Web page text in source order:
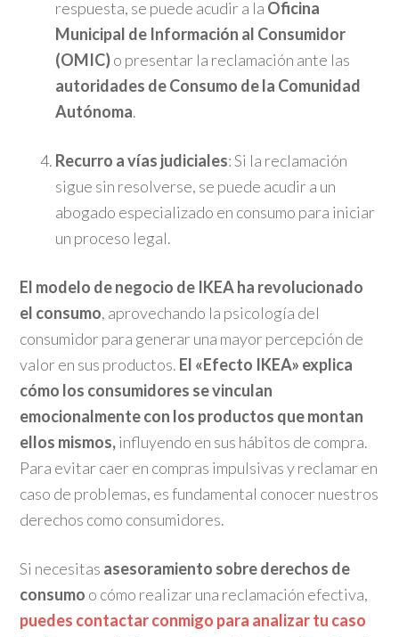
respuesta, se puede acudir a la Oficina
Municipal de Información al Consumidor
(OMIC)o presentar la reclamación ante las
autoridades de Consumo de la Comunidad
Autónoma.
Recurro a vías judiciales: Si la reclamación
sigue sin resolverse, se puede acudir a un
abogado especializado en consumo para iniciar
un proceso legal.
El modelo de negocio de IKEA ha revolucionado
el consumo, aprovechando la psicología del
consumidor para generar una mayor percepción de
valor en sus productos. El «Efecto IKEA» explica
cómo los consumidores se vinculan
emocionalmente con los productos que montan
ellos mismos,influyendo en sus hábitos de compra.
Para evitar caer en compras impulsivas y reclamar en
caso de problemas, es fundamental conocer nuestros
derechos como consumidores.
Si necesitas asesoramiento sobre derechos de
consumo o cómo realizar una reclamación efectiva,
puedes contactar conmigo para analizar tu caso